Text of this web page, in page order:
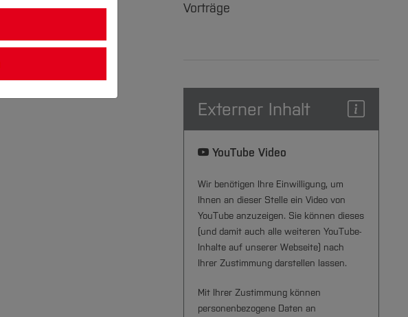
Vorträge
Externer Inhalt
YouTube Video
Wir benötigen Ihre Einwilligung, um
Ihnen an dieser Stelle ein Video von
YouTube anzuzeigen. Sie können dieses
(und damit auch alle weiteren YouTube-
Inhalte auf unserer Webseite) nach
Ihrer Zustimmung darstellen lassen.
Mit Ihrer Zustimmung können
personenbezogene Daten an